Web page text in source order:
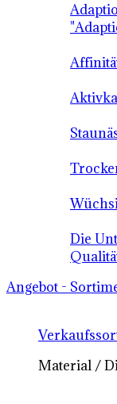
Die
Angebot -
Material /